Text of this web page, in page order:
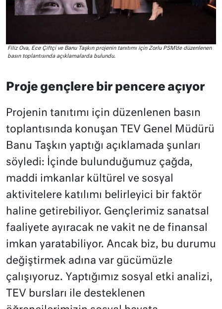
Filiz Ova, Ece Çiftçi ve Banu Taşkın projenin tanıtımı için Zorlu PSM’de düzenlenen
basın toplantısında açıklamalarda bulundu.
Proje gençlere bir pencere açıyor
Projenin tanıtımı için düzenlenen basın
toplantısında konuşan TEV Genel Müdürü
Banu Taşkın yaptığı açıklamada şunları
söyledi: İçinde bulunduğumuz çağda,
maddi imkanlar kültürel ve sosyal
aktivitelere katılımı belirleyici bir faktör
haline getirebiliyor. Gençlerimiz sanatsal
faaliyete ayıracak ne vakit ne de finansal
imkan yaratabiliyor. Ancak biz, bu durumu
değiştirmek adına var gücümüzle
çalışıyoruz. Yaptığımız sosyal etki analizi,
TEV bursları ile desteklenen